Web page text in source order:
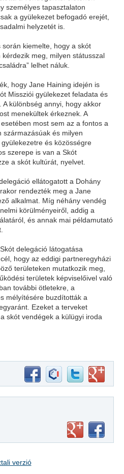
személyes tapasztalaton
a gyülekezet befogadó erejét,
helyzetét is.
kiemelte, hogy a skót
meg, milyen státusszal
lelhet náluk.
hogy Jane Haining idején is
Missziói gyülekezet feladata és
különbség annyi, hogy akkor
menekültek érkeznek. A
most sem az a fontos a
származásúak és milyen
és közösségre
szerepe is van a Skót
a skót kultúrát, nyelvet.
ellátogatott a Dohány
rendezték meg a Jane
alkalmat. Míg néhány vendég
körülményeiről, addig a
és annak mai példamutató
delegáció látogatása
hogy az eddigi partneregyházi
területeken mutatkozik meg,
területek képviselőivel való
további ötletekre, a
mélyítésére buzdították a
Ezeket a terveket
skót vendégek a külügyi iroda
verzió